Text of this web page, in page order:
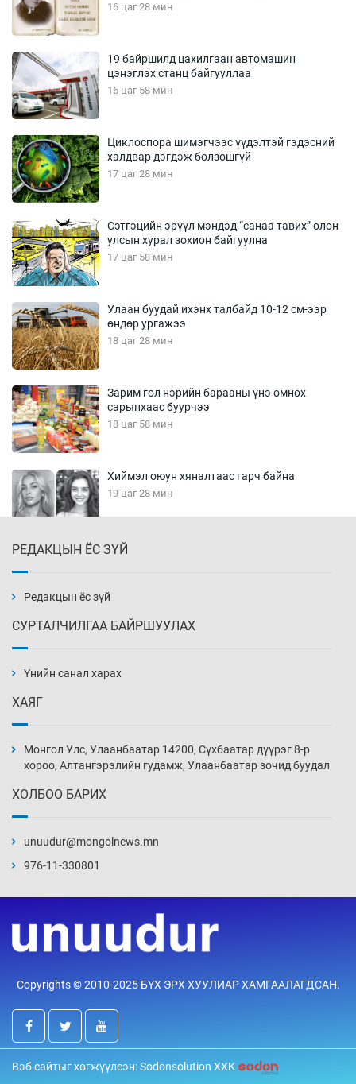
16 цаг 28 мин
19 байршилд цахилгаан автомашин
цэнэглэх станц байгууллаа
16 цаг 58 мин
Циклоспора шимэгчээс үүдэлтэй гэдэсний
халдвар дэгдэж болзошгүй
17 цаг 28 мин
Сэтгэцийн эрүүл мэндэд “санаа тавих” олон
улсын хурал зохион байгуулна
17 цаг 58 мин
Улаан буудай ихэнх талбайд 10-12 см-ээр
өндөр ургажээ
18 цаг 28 мин
Зарим гол нэрийн барааны үнэ өмнөх
сарынхаас буурчээ
18 цаг 58 мин
Хиймэл оюун хяналтаас гарч байна
19 цаг 28 мин
19 цаг 58 мин
нэмэгджээ
20 цаг 28 мин
20 цаг 58 мин
21 цаг 28 мин
үйлчилж буй гэв
21 цаг 58 мин
“Туул усан цогцолбор”-ын ТЭЗҮ-ийг
Энэтхэгийн компанид хариуцуулжээ
РЕДАКЦЫН ЁС ЗҮЙ
Редакцын ёс зүй
СУРТАЛЧИЛГАА БАЙРШУУЛАХ
Үнийн санал харах
ХАЯГ
Монгол Улс, Улаанбаатар 14200, Сүхбаатар дүүрэг 8-р
хороо, Алтангэрэлийн гудамж, Улаанбаатар зочид буудал
ХОЛБОО БАРИХ
unuudur@mongolnews.mn
976-11-330801
Copyrights © 2010-2025 БҮХ ЭРХ ХУУЛИАР ХАМГААЛАГДСАН.
Вэб сайтыг хөгжүүлсэн: Sodonsolution ХХК